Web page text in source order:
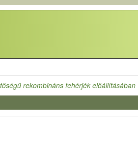
rekombináns fehérjék előállításában